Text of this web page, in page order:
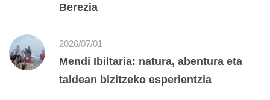
Berezia
2026/07/01
Mendi Ibiltaria: natura, abentura eta
taldean bizitzeko esperientzia